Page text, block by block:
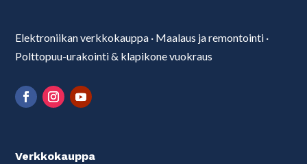
Elektroniikan verkkokauppa · Maalaus ja remontointi ·
Polttopuu-urakointi & klapikone vuokraus
Verkkokauppa